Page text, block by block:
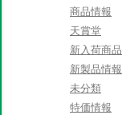
商品情報
天賞堂
新入荷商品
新製品情報
未分類
特価情報